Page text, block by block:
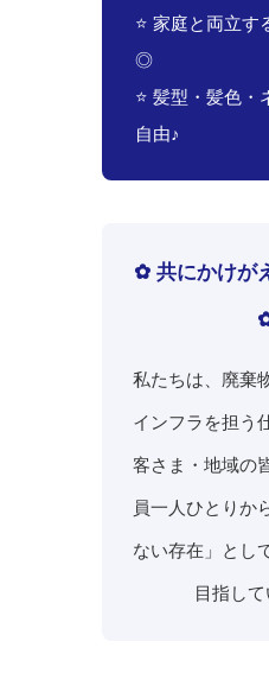
⭐ 家庭と両立す
◎
⭐ 髪型・髪色・
自由♪
✿ 共にかけが
私たちは、廃棄
インフラを担う
客さま・地域の
員一人ひとりか
ない存在」とし
目指して